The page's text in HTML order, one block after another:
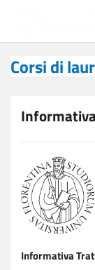
Corsi di
Informativa